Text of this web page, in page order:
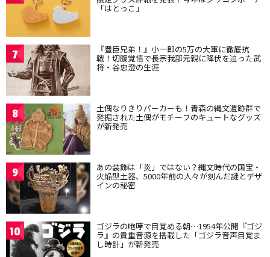
「はとっこ」
7 『豊臣兄弟！』小一郎の5万の大軍に徹底抗
戦！切腹覚悟で長宗我部元親に降伏を迫った武
将・谷忠澄の生涯
8 土偶なりきりパーカーも！青森の縄文遺跡群で
発掘された土偶がモチーフのキュートなグッズ
が新発売
9 あの装飾は「炎」ではない？縄文時代の国宝・
火焔型土器、5000年前の人々が刻んだ謎とデザ
インの秘密
10 ゴジラの咆哮で目覚める朝…1954年公開『ゴジ
ラ』の貴重音源を搭載した「ゴジラ音声目覚ま
し時計」が新発売